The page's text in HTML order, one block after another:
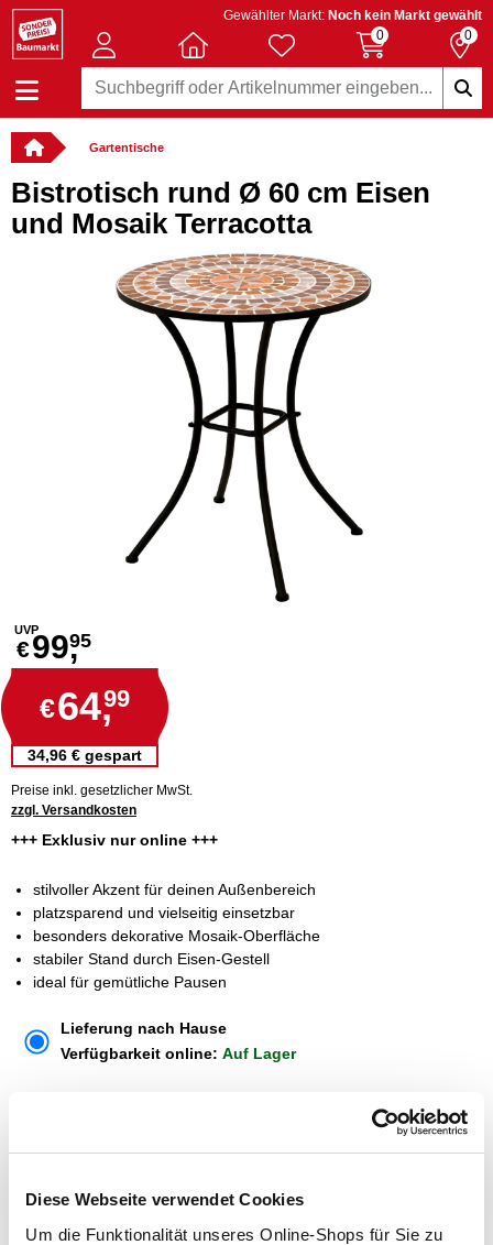
Diese Webseite verwendet Cookies
Um die Funktionalität unseres Online-Shops für Sie zu
Gewählter Markt: Noch kein Markt gewählt
0
0
Gartentische
Bistrotisch rund Ø 60 cm Eisen
und Mosaik Terracotta
UVP
€99,95
€64,99
34,96 € gespart
Preise inkl. gesetzlicher MwSt.
zzgl. Versandkosten
+++ Exklusiv nur online +++
stilvoller Akzent für deinen Außenbereich
platzsparend und vielseitig einsetzbar
besonders dekorative Mosaik-Oberfläche
stabiler Stand durch Eisen-Gestell
ideal für gemütliche Pausen
Lieferung nach Hause
Verfügbarkeit online: Auf Lager
Dieser Artikel kann über Abholung im Markt nicht
Menge